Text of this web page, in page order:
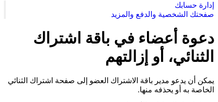
إدارة حسابك
صفحتك الشخصية والدفع والمزيد
دعوة أعضاء في باقة اشتراك
الثنائي، أو إزالتهم
يمكن أن يدعو مدير باقة الاشتراك العضو إلى صفحة اشتراك الثنائي
الخاصة به أو يحذفه منها.